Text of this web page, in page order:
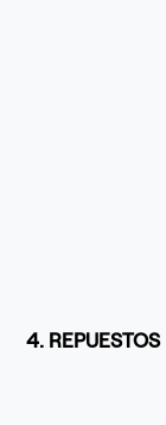
4. REPUESTOS